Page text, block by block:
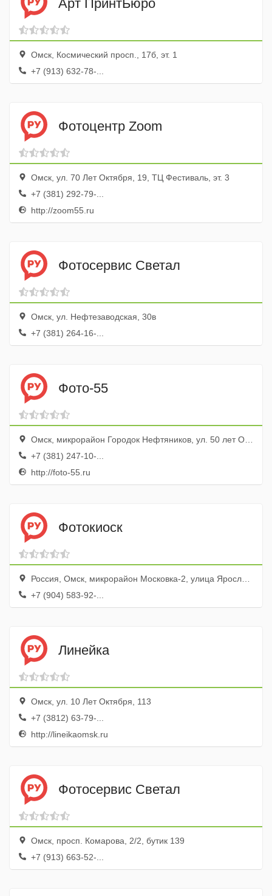
Арт ПринтБюро
Омск, Космический просп., 17б, эт. 1
+7 (913) 632-78-...
Фотоцентр Zoom
Омск, ул. 70 Лет Октября, 19, ТЦ Фестиваль, эт. 3
+7 (381) 292-79-...
http://zoom55.ru
Фотосервис Светал
Омск, ул. Нефтезаводская, 30в
+7 (381) 264-16-...
Фото-55
Омск, микрорайон Городок Нефтяников, ул. 50 лет Октября, 98
+7 (381) 247-10-...
http://foto-55.ru
Фотокиоск
Россия, Омск, микрорайон Московка-2, улица Ярослава Гашека, 14
+7 (904) 583-92-...
Линейка
Омск, ул. 10 Лет Октября, 113
+7 (3812) 63-79-...
http://lineikaomsk.ru
Фотосервис Светал
Омск, просп. Комарова, 2/2, бутик 139
+7 (913) 663-52-...